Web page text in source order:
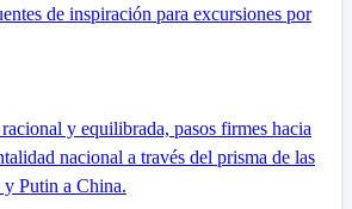
de inspiración para excursiones por
y equilibrada, pasos firmes hacia
nacional a través del prisma de las
Putin a China.